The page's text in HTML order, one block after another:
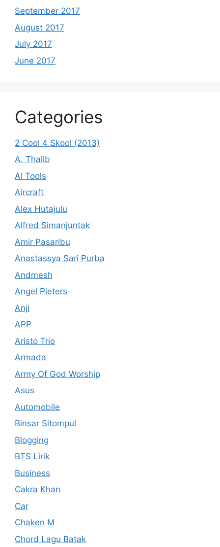
September 2017
August 2017
July 2017
June 2017
Categories
2 Cool 4 Skool (2013)
A. Thalib
AI Tools
Aircraft
Alex Hutajulu
Alfred Simanjuntak
Amir Pasaribu
Anastassya Sari Purba
Andmesh
Angel Pieters
Anji
APP
Aristo Trio
Armada
Army Of God Worship
Asus
Automobile
Binsar Sitompul
Blogging
BTS Lirik
Business
Cakra Khan
Car
Chaken M
Chord Lagu Batak